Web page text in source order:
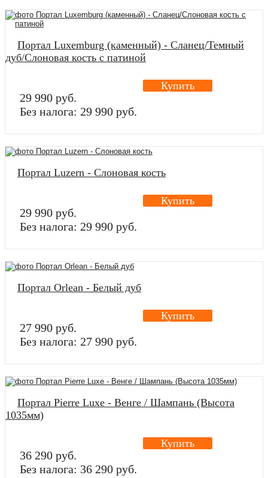
Портал Luxemburg (каменный) - Сланец/Темный
дуб/Cлоновая кость с патиной
29 990 руб.
Без налога: 29 990 руб.
Купить
Портал Luzern - Слоновая кость
29 990 руб.
Без налога: 29 990 руб.
Купить
Портал Orlean - Белый дуб
27 990 руб.
Без налога: 27 990 руб.
Купить
Портал Pierre Luxe - Венге / Шампань (Высота
1035мм)
36 290 руб.
Без налога: 36 290 руб.
Купить